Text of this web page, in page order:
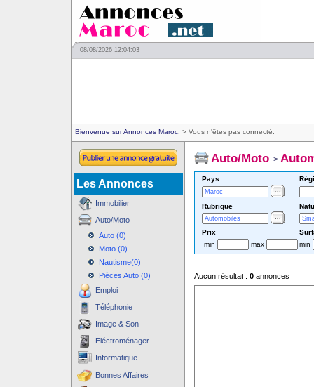
08/08/2026 12:04:03
Bienvenue sur Annonces Maroc. > Vous n'êtes pas connecté.
Les Annonces
Immobilier
Auto/Moto
Auto (0)
Moto (0)
Nautisme(0)
Pièces Auto (0)
Emploi
Téléphonie
Image & Son
Eléctroménager
Informatique
Bonnes Affaires
Auto/Moto>
Pays
Rubrique
Prix
min
max min
Aucun résultat : 0annonces